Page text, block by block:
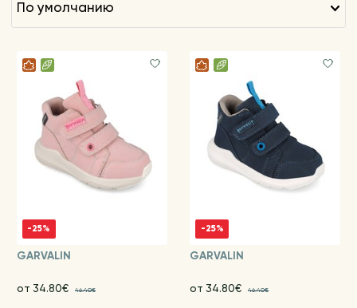
по умолчанию
-25%
GARVALIN
от 34.80€ 46.40€
-25%
GARVALIN
от 34.80€ 46.40€